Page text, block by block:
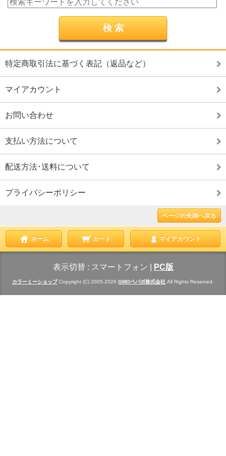
特定商取引法に基づく表記（返品など）
マイアカウント
お問い合わせ
支払い方法について
配送方法･送料について
プライバシーポリシー
ページの先頭へ戻る
ホーム カート マイアカウント
表示切替 : スマートフォン PC版
カラーミーショップCopyright (C) 2005-2026 GMOペパボ株式会社 All Rights Reserved.